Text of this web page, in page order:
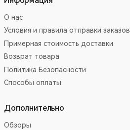
О нас
Условия и правила отправки заказов
Примерная стоимость доставки
Возврат товара
Политика Безопасности
Способы оплаты
Дополнительно
Обзоры